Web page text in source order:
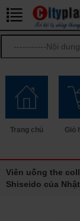
Trang chủ Giỏ
Viên uống the
Shiseido của Nhật